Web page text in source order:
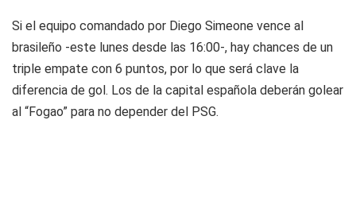
Si el equipo comandado por Diego Simeone vence al
brasileño -este lunes desde las 16:00-, hay chances de un
triple empate con 6 puntos, por lo que será clave la
diferencia de gol. Los de la capital española deberán golear
al “Fogao” para no depender del PSG.